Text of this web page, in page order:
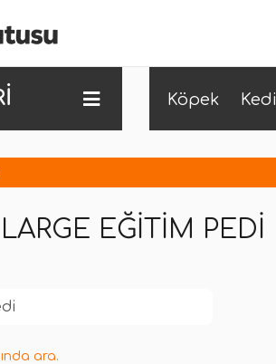
Köpek Kedi
EĞITIM PEDI
ara.